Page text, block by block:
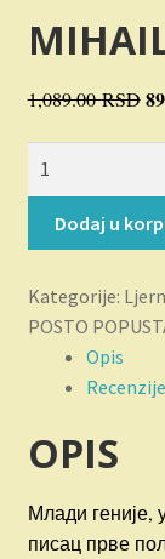
Plaćanje
Privatnost
1,089.00RSD
doba
količina
Dodaj u
Kategorije:
POSTO
Opis
OPIS
Млади геније,
писац прве